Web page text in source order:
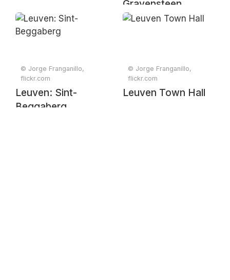
Gravensteen
© Jorge Franganillo,
flickr.com
Leuven: Sint-
Beggaberg
© Jorge Franganillo,
flickr.com
Leuven Town Hall